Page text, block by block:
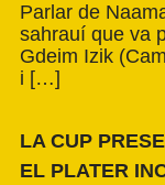
Parlar de
sahrauí que va
Gdeim Izik
i […]
LA CUP
EL PLATER